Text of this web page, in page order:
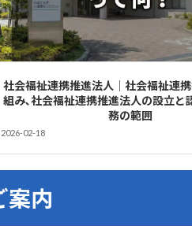
社会福祉連携推進法人｜社会福祉連
組み､社会福祉連携推進法人の設立と
務の範囲
2026-02-18
案内